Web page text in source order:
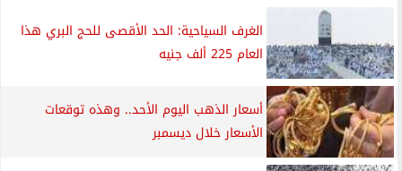
الغرف السياحية: الحد الأقصى للحج البري هذا
العام 225 ألف جنيه
أسعار الذهب اليوم الأحد.. وهذه توقعات
الأسعار خلال ديسمبر